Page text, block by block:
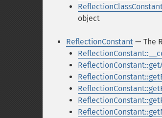
object
ReflectionConstant — The